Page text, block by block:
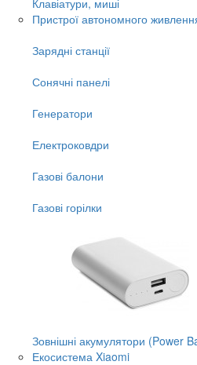
Пристрої автономного
Зарядні станції
Сонячні панелі
Генератори
Електроковдри
Газові балони
Газові горілки
Зовнішні акумулятори (Power
Екосистема Xiaomi